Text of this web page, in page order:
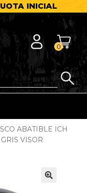
INICIAL
0
ABATIBLE ICH
VISOR